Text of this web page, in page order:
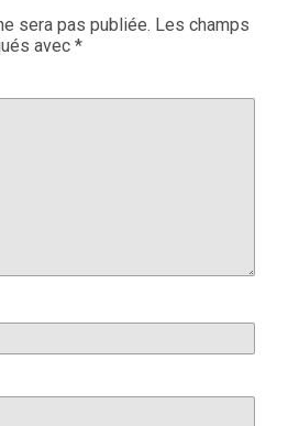
sera pas publiée. Les champs
avec *